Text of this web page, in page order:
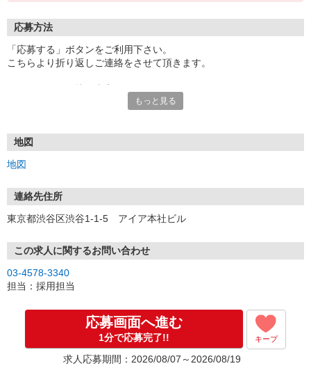
応募方法
「応募する」ボタンをご利用下さい。
こちらより折り返しご連絡をさせて頂きます。
電話での応募の場合は「イーアイデムを見ました」とお伝えくださ
もっと見る
地図
地図
連絡先住所
東京都渋谷区渋谷1-1-5 アイア本社ビル
この求人に関するお問い合わせ
03-4578-3340
担当：採用担当
応募画面へ進む
1分で応募完了!! キープ
求人応募期間：2026/08/07～2026/08/19